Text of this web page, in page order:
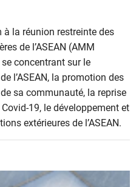
la réunion restreinte des
de l’ASEAN (AMM
concentrant sur le
l’ASEAN, la promotion des
sa communauté, la reprise
19, le développement et
extérieures de l’ASEAN.